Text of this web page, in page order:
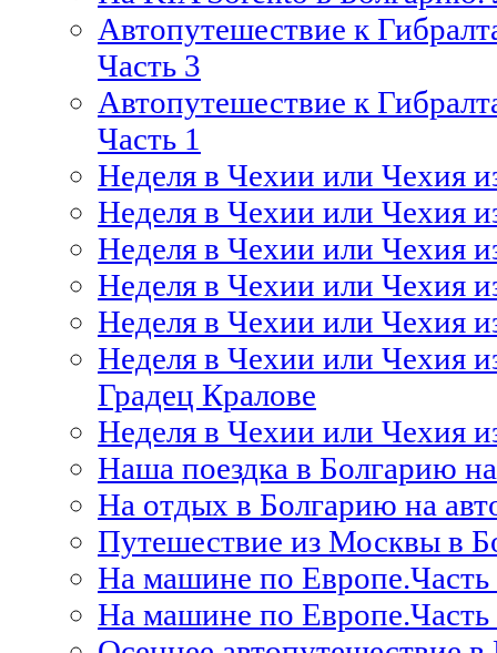
Автопутешествие к
Часть 3
Автопутешествие к
Часть 1
Неделя в Чехии или Чехия
Неделя в Чехии или Чехия
Неделя в Чехии или Чехия
Неделя в Чехии или Чехия
Неделя в Чехии или Чехия
Неделя в Чехии или Чехия
Градец Кралове
Неделя в Чехии или Чехия
Наша поездка в Болгарию
На отдых в Болгарию на
Путешествие из Москвы в
На машине по Европе.Часть
На машине по Европе.Часть